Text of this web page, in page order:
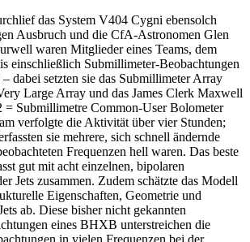
das System V404 Cygni ebensolch
Ausbruch und die CfA-Astronomen Glen
waren Mitglieder eines Teams, dem
einschließlich Submillimeter-Beobachtungen
dabei setzten sie das Submillimeter Array
Large Array und das James Clerk Maxwell
Submillimetre Common-User Bolometer
verfolgte die Aktivität über vier Stunden;
sie mehrere, sich schnell ändernde
Frequenzen hell waren. Das beste
gut mit acht einzelnen, bipolaren
Jets zusammen. Zudem schätzte das Modell
Eigenschaften, Geometrie und
ab. Diese bisher nicht gekannten
eines BHXB unterstreichen die
in vielen Frequenzen bei der